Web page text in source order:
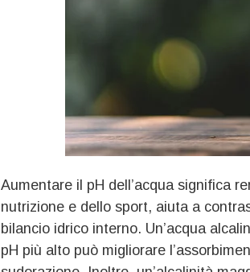
Aumentare il pH dell’acqua significa
nutrizione e dello sport, aiuta a
bilancio idrico interno. Un’acqua
pH più alto può migliorare